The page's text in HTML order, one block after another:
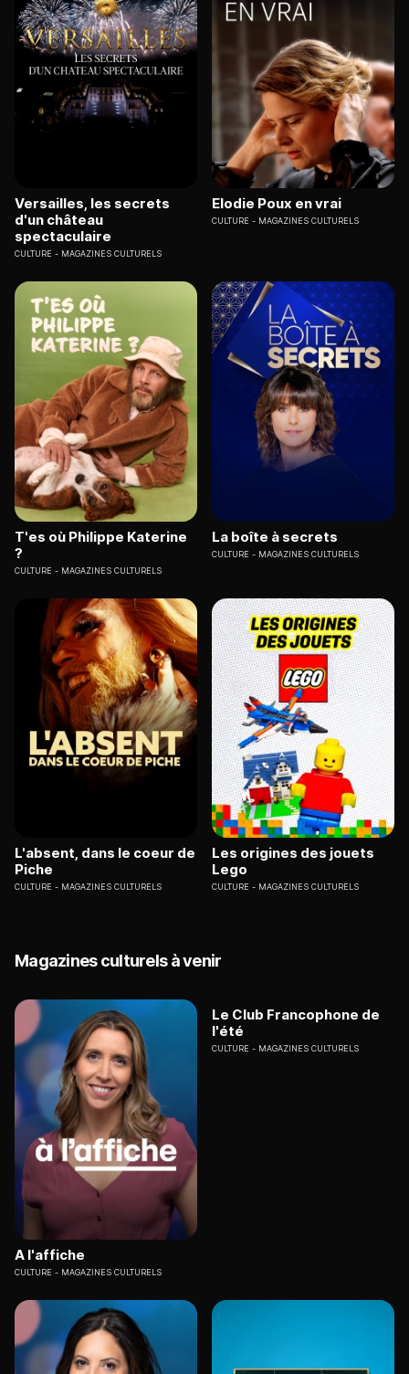
Versailles, les secrets
d'un château
spectaculaire
CULTURE MAGAZINES CULTURELS
Elodie Poux en vrai
CULTURE MAGAZINES CULTURELS
T'es où Philippe Katerine
?
CULTURE MAGAZINES CULTURELS
La boîte à secrets
CULTURE MAGAZINES CULTURELS
L'absent, dans le coeur de
Piche
CULTURE MAGAZINES CULTURELS
Les origines des jouets
Lego
CULTURE MAGAZINES CULTURELS
Magazines culturels à venir
A l'affiche
CULTURE MAGAZINES CULTURELS
Le Club Francophone de
l'été
CULTURE MAGAZINES CULTURELS